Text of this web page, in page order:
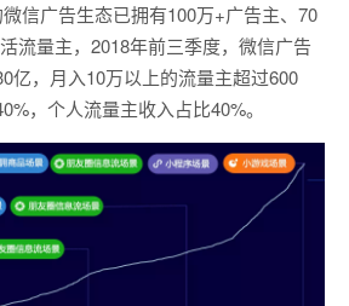
信广告生态已拥有100万+广告主、70
流量主，2018年前三季度，微信广告
亿，月入10万以上的流量主超过600
，个人流量主收入占比40%。